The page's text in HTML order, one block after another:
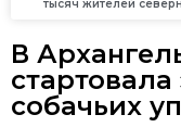
тысяч жителей
В
собачьих